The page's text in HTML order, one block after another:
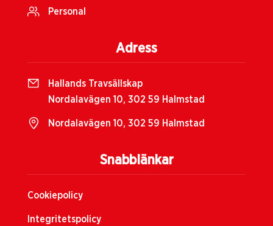
Snabblänkar
Cookiepolicy
Integritetspolicy
Personal
Adress
Hallands Travsällskap
Nordalavägen 10, 302 59 Halmstad
Nordalavägen 10, 302 59 Halmstad